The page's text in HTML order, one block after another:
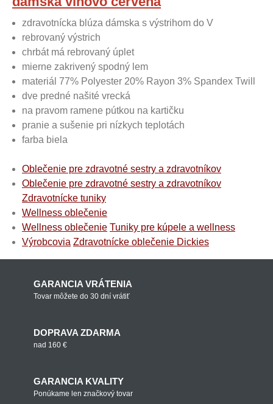
zdravotnícka blúza dámska s výstrihom do V
rebrovaný výstrich
chrbát má rebrovaný úplet
mierne zakrivený spodný lem
materiál 77% Polyester 20% Rayon 3% Spandex Twill
dve predné našité vrecká
na pravom ramene pútkou na kartičku
pranie a sušenie pri nízkych teplotách
farba biela
Oblečenie pre zdravotné sestry a zdravotníkov
Oblečenie pre zdravotné sestry a zdravotníkov
Zdravotnícke tuniky
Wellness oblečenie
Wellness oblečenie Tuniky pre kúpele a wellness
Výrobcovia Zdravotnícke oblečenie Dickies
GARANCIA VRÁTENIA
Tovar môžete do 30 dní vrátiť
DOPRAVA ZDARMA
nad 160 €
GARANCIA KVALITY
Ponúkame len značkový tovar